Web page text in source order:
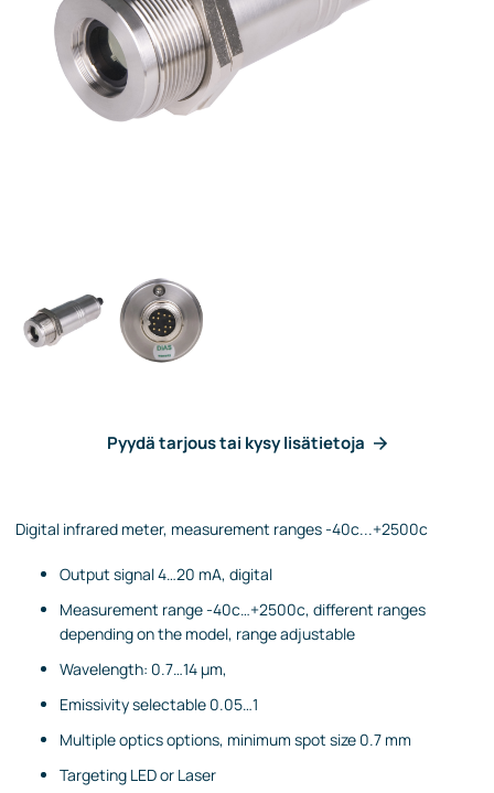
Pyydä tarjous tai kysy lisätietoja
Digital infrared meter, measurement ranges -40c...+2500c
Output signal 4…20 mA, digital
Measurement range -40c…+2500c, different ranges
depending on the model, range adjustable
Wavelength: 0.7…14 µm,
Emissivity selectable 0.05…1
Multiple optics options, minimum spot size 0.7 mm
Targeting LED or Laser